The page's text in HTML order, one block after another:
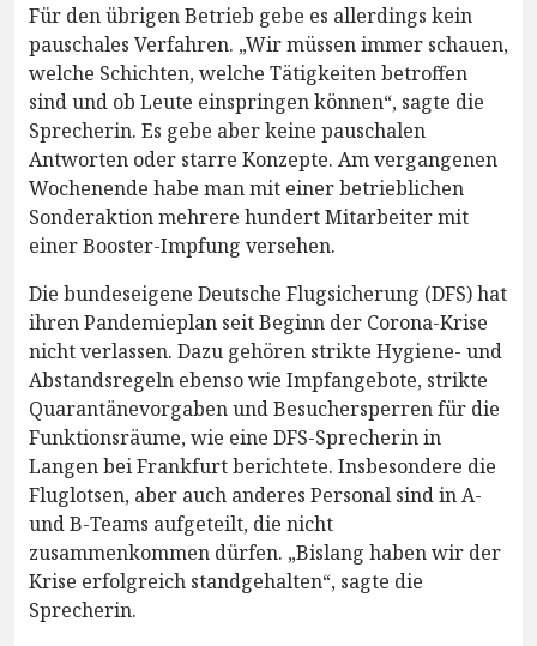
Für den übrigen Betrieb gebe es allerdings kein
pauschales Verfahren. „Wir müssen immer schauen,
welche Schichten, welche Tätigkeiten betroffen
sind und ob Leute einspringen können“, sagte die
Sprecherin. Es gebe aber keine pauschalen
Antworten oder starre Konzepte. Am vergangenen
Wochenende habe man mit einer betrieblichen
Sonderaktion mehrere hundert Mitarbeiter mit
einer Booster-Impfung versehen.
Die bundeseigene Deutsche Flugsicherung (DFS) hat
ihren Pandemieplan seit Beginn der Corona-Krise
nicht verlassen. Dazu gehören strikte Hygiene- und
Abstandsregeln ebenso wie Impfangebote, strikte
Quarantänevorgaben und Besuchersperren für die
Funktionsräume, wie eine DFS-Sprecherin in
Langen bei Frankfurt berichtete. Insbesondere die
Fluglotsen, aber auch anderes Personal sind in A-
und B-Teams aufgeteilt, die nicht
zusammenkommen dürfen. „Bislang haben wir der
Krise erfolgreich standgehalten“, sagte die
Sprecherin.